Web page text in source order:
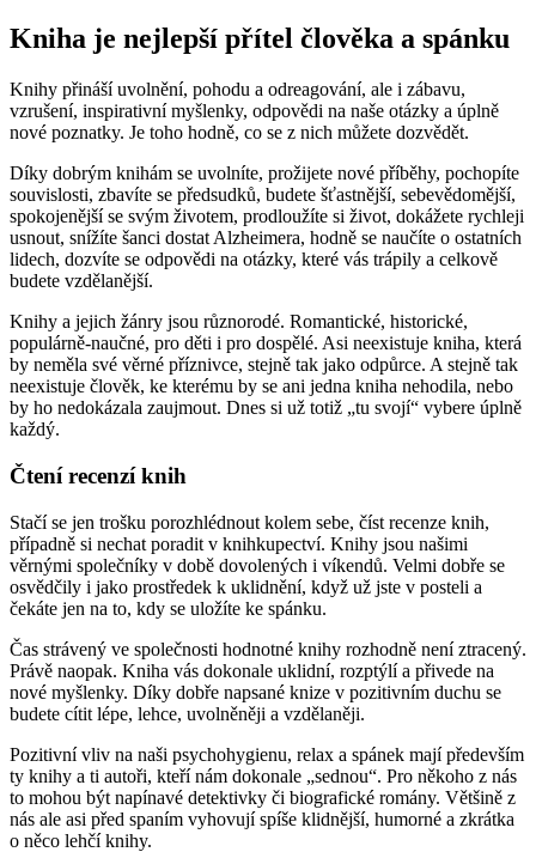
Kniha je nejlepší přítel člověka a spánku
Knihy přináší uvolnění, pohodu a odreagování, ale i zábavu,
vzrušení, inspirativní myšlenky, odpovědi na naše otázky a úplně
nové poznatky. Je toho hodně, co se z nich můžete dozvědět.
Díky dobrým knihám se uvolníte, prožijete nové příběhy, pochopíte
souvislosti, zbavíte se předsudků, budete šťastnější, sebevědomější,
spokojenější se svým životem, prodloužíte si život, dokážete rychleji
usnout, snížíte šanci dostat Alzheimera, hodně se naučíte o ostatních
lidech, dozvíte se odpovědi na otázky, které vás trápily a celkově
budete vzdělanější.
Knihy a jejich žánry jsou různorodé. Romantické, historické,
populárně-naučné, pro děti i pro dospělé. Asi neexistuje kniha, která
by neměla své věrné příznivce, stejně tak jako odpůrce. A stejně tak
neexistuje člověk, ke kterému by se ani jedna kniha nehodila, nebo
by ho nedokázala zaujmout. Dnes si už totiž „tu svojí“ vybere úplně
každý.
Čtení recenzí knih
Stačí se jen trošku porozhlédnout kolem sebe, číst recenze knih,
případně si nechat poradit v knihkupectví. Knihy jsou našimi
věrnými společníky v době dovolených i víkendů. Velmi dobře se
osvědčily i jako prostředek k uklidnění, když už jste v posteli a
čekáte jen na to, kdy se uložíte ke spánku.
Čas strávený ve společnosti hodnotné knihy rozhodně není ztracený.
Právě naopak. Kniha vás dokonale uklidní, rozptýlí a přivede na
nové myšlenky. Díky dobře napsané knize v pozitivním duchu se
budete cítit lépe, lehce, uvolněněji a vzdělaněji.
Pozitivní vliv na naši psychohygienu, relax a spánek mají především
ty knihy a ti autoři, kteří nám dokonale „sednou“. Pro někoho z nás
to mohou být napínavé detektivky či biografické romány. Většině z
nás ale asi před spaním vyhovují spíše klidnější, humorné a zkrátka
o něco lehčí knihy.